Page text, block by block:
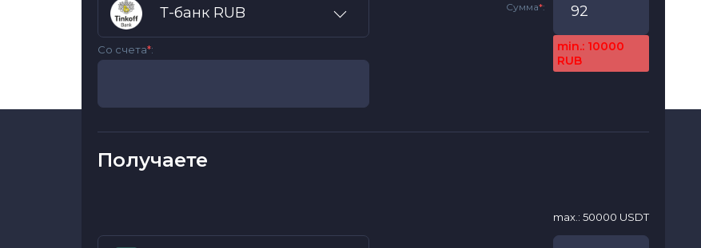
Т-банк RUB Сумма*:
min.: 10000
RUB
Со счета*:
Получаете
max.: 50000 USDT